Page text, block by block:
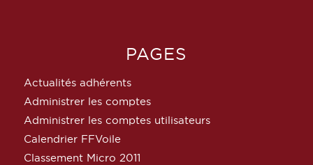
PAGES
Actualités adhérents
Administrer les comptes
Administrer les comptes utilisateurs
Calendrier FFVoile
Classement Micro 2011